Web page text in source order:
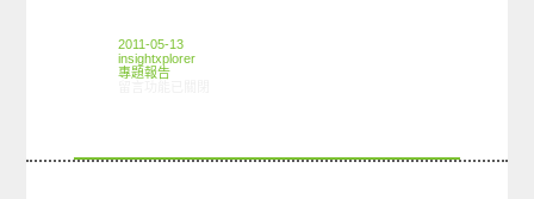
2011-05-13
insightxplorer
專題報告